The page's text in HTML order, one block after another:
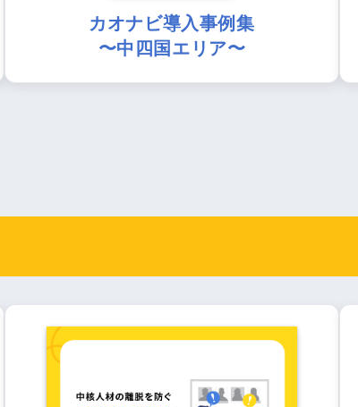
カオナビ導入事例集
〜中四国エリア〜